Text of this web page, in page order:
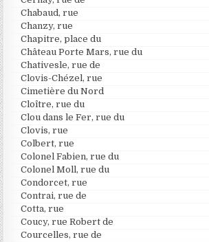
Chabaud, rue
Chanzy, rue
Chapitre, place du
Château Porte Mars, rue du
Chativesle, rue de
Clovis-Chézel, rue
Cimetière du Nord
Cloître, rue du
Clou dans le Fer, rue du
Clovis, rue
Colbert, rue
Colonel Fabien, rue du
Colonel Moll, rue du
Condorcet, rue
Contrai, rue de
Cotta, rue
Coucy, rue Robert de
Courcelles, rue de